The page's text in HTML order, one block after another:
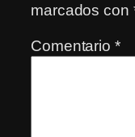
marcados con
Comentario *